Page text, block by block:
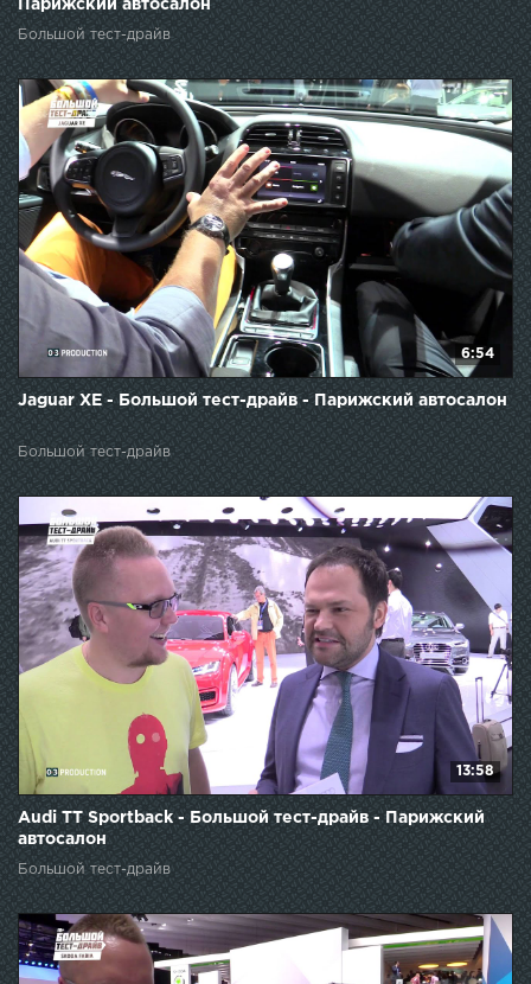
Парижский автосалон
Большой тест-драйв
6:54
Jaguar XE - Большой тест-драйв - Парижский автосалон
Большой тест-драйв
13:58
Audi TT Sportback - Большой тест-драйв - Парижский
автосалон
Большой тест-драйв